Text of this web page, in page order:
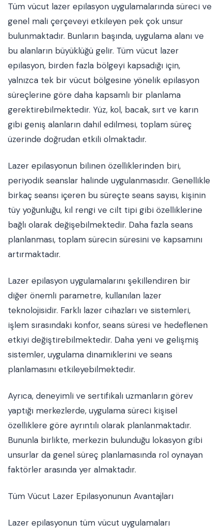
Tüm vücut lazer epilasyon uygulamalarında süreci ve
genel mali çerçeveyi etkileyen pek çok unsur
bulunmaktadır. Bunların başında, uygulama alanı ve
bu alanların büyüklüğü gelir. Tüm vücut lazer
epilasyon, birden fazla bölgeyi kapsadığı için,
yalnızca tek bir vücut bölgesine yönelik epilasyon
süreçlerine göre daha kapsamlı bir planlama
gerektirebilmektedir. Yüz, kol, bacak, sırt ve karın
gibi geniş alanların dahil edilmesi, toplam süreç
üzerinde doğrudan etkili olmaktadır.
Lazer epilasyonun bilinen özelliklerinden biri,
periyodik seanslar halinde uygulanmasıdır. Genellikle
birkaç seansı içeren bu süreçte seans sayısı, kişinin
tüy yoğunluğu, kıl rengi ve cilt tipi gibi özelliklerine
bağlı olarak değişebilmektedir. Daha fazla seans
planlanması, toplam sürecin süresini ve kapsamını
artırmaktadır.
Lazer epilasyon uygulamalarını şekillendiren bir
diğer önemli parametre, kullanılan lazer
teknolojisidir. Farklı lazer cihazları ve sistemleri,
işlem sırasındaki konfor, seans süresi ve hedeflenen
etkiyi değiştirebilmektedir. Daha yeni ve gelişmiş
sistemler, uygulama dinamiklerini ve seans
planlamasını etkileyebilmektedir.
Ayrıca, deneyimli ve sertifikalı uzmanların görev
yaptığı merkezlerde, uygulama süreci kişisel
özelliklere göre ayrıntılı olarak planlanmaktadır.
Bununla birlikte, merkezin bulunduğu lokasyon gibi
unsurlar da genel süreç planlamasında rol oynayan
faktörler arasında yer almaktadır.
Tüm Vücut Lazer Epilasyonunun Avantajları
Lazer epilasyonun tüm vücut uygulamaları